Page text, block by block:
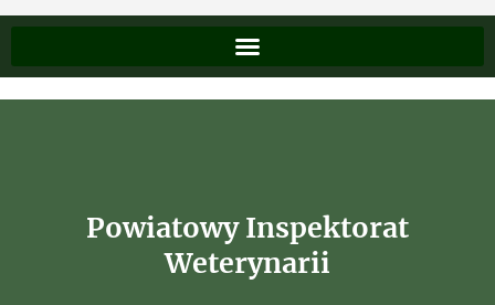
Powiatowy Inspektorat
Weterynarii